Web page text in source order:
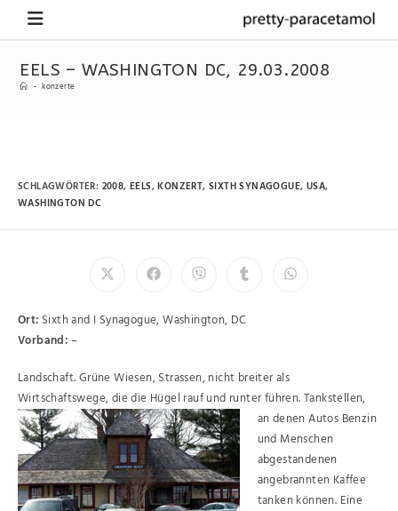
EELS – WASHINGTON DC, 29.03.2008
- konzerte
SCHLAGWÖRTER: 2008, EELS,KONZERT, SIXTH SYNAGOGUE, USA,
WASHINGTON DC
Ort: Sixth and I Synagogue, Washington, DC
Vorband:–
Landschaft. Grüne Wiesen, Strassen, nicht breiter als
Wirtschaftswege, die die Hügel rauf und runter führen.Tankstellen,
an denen Autos Benzin
und Menschen
abgestandenen
angebrannten Kaffee
tanken können. Eine